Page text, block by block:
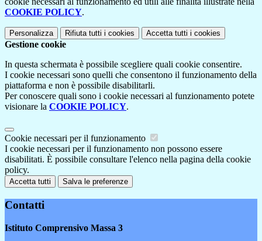
COOKIE POLICY.
Personalizza Rifiuta tutti i cookies Accetta tutti i cookies
Gestione cookie
In questa schermata è possibile scegliere quali cookie consentire.
I cookie necessari sono quelli che consentono il funzionamento della
piattaforma e non è possibile disabilitarli.
Per conoscere quali sono i cookie necessari al funzionamento potete
visionare la COOKIE POLICY.
Cookie necessari per il funzionamento
I cookie necessari per il funzionamento non possono essere
disabilitati. È possibile consultare l'elenco nella pagina della cookie
policy.
Accetta tutti Salva le preferenze
Contatti
Istituto Comprensivo Massa 3